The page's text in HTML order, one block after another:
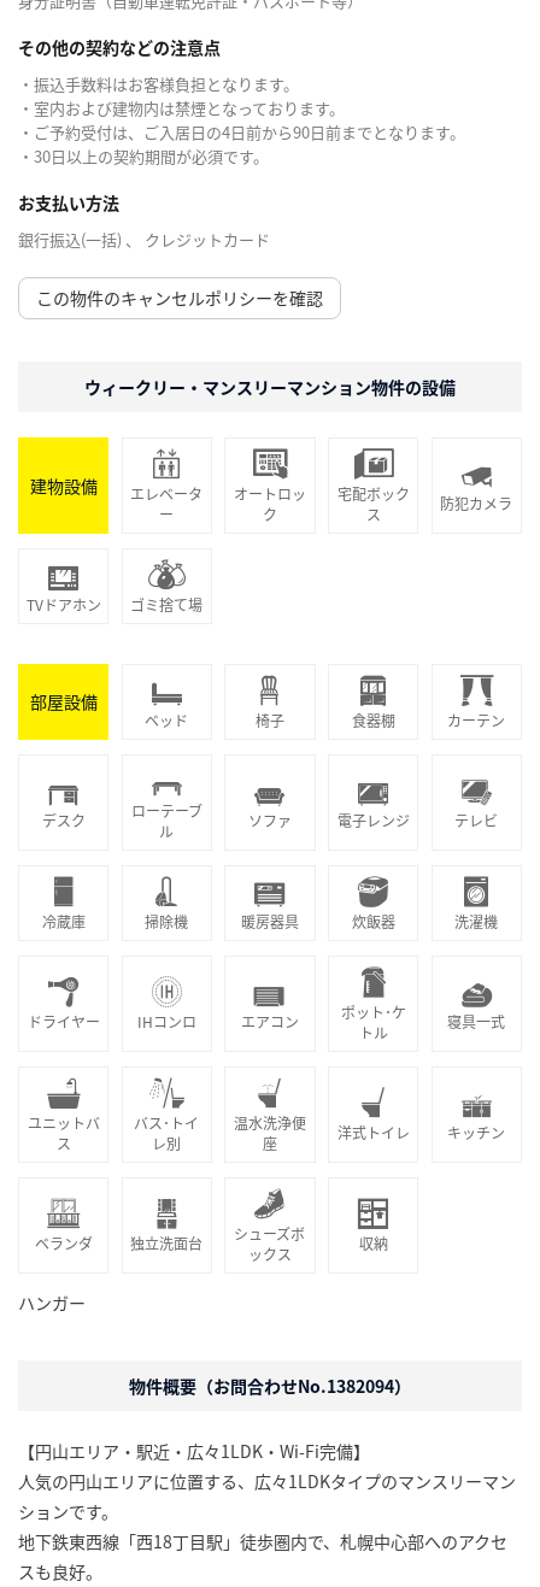
その他の契約などの注意点
・振込手数料はお客様負担となります。
・室内および建物内は禁煙となっております。
・ご予約受付は、ご入居日の4日前から90日前までとなります。
・30日以上の契約期間が必須です。
お支払い方法
銀行振込(一括) 、 クレジットカード
この物件のキャンセルポリシーを確認
ウィークリー・マンスリーマンション物件の設備
建物設備
エレベータ
ー
オートロッ
ク
宅配ボック
ス
防犯カメラ
TVドアホン ゴミ捨て場
部屋設備
ベッド 椅子 食器棚 カーテン
デスク
ローテーブ
ル
ソファ 電子レンジ テレビ
冷蔵庫 掃除機 暖房器具 炊飯器 洗濯機
ドライヤー IHコンロ エアコン
ポット･ケ
トル
寝具一式
ユニットバ
ス
バス･トイ
レ別
温水洗浄便
座
洋式トイレ キッチン
ベランダ 独立洗面台
シューズボ
ックス
収納
ハンガー
物件概要（お問合わせNo.1382094）
【円山エリア・駅近・広々1LDK・Wi-Fi完備】
人気の円山エリアに位置する、広々1LDKタイプのマンスリーマン
ションです。
地下鉄東西線「西18丁目駅」徒歩圏内で、札幌中心部へのアクセ
スも良好。